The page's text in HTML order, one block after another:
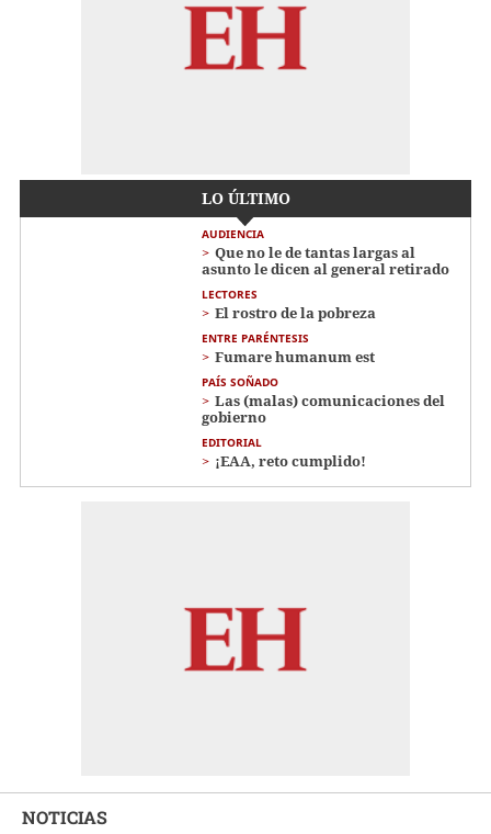
LO ÚLTIMO
AUDIENCIA
Que no le de tantas largas al
asunto le dicen al general retirado
LECTORES
El rostro de la pobreza
ENTRE PARÉNTESIS
Fumare humanum est
PAÍS SOÑADO
Las (malas) comunicaciones del
gobierno
EDITORIAL
¡EAA, reto cumplido!
NOTICIAS